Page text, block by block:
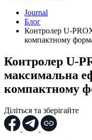
Journal
Блог
Контролер U-
компактному
Контролер U-
максимальна
компактному
Діліться та зберігайте